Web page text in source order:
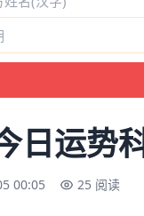
日运势
00:05 25 阅读